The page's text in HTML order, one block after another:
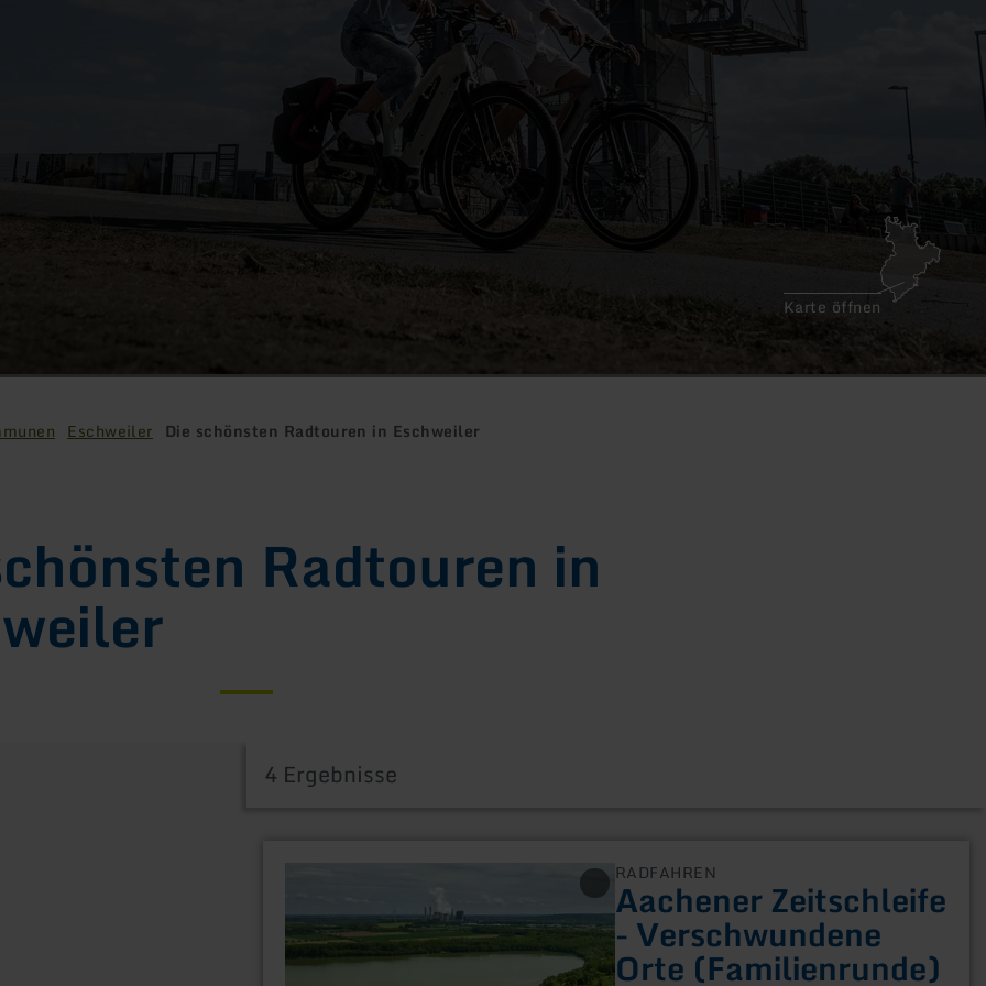
Karte öffnen
Eschweiler Die schönsten Radtouren in Eschweiler
Radtouren in
4 Ergebnisse
RADFAHREN
Aachener Zeitschleife
- Verschwundene
Orte (Familienrunde)
Aachener
Zeitschleife